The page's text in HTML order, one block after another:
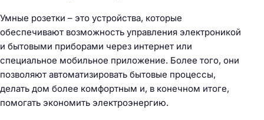
Умные розетки – это устройства, которые
обеспечивают возможность управления электроникой
и бытовыми приборами через интернет или
специальное мобильное приложение. Более того, они
позволяют автоматизировать бытовые процессы,
делать дом более комфортным и, в конечном итоге,
помогать экономить электроэнергию.